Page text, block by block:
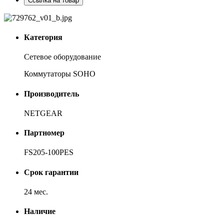
Категория
Сетевое оборудование
Коммутаторы SOHO
Производитель
NETGEAR
Партномер
FS205-100PES
Срок гарантии
24 мес.
Наличие